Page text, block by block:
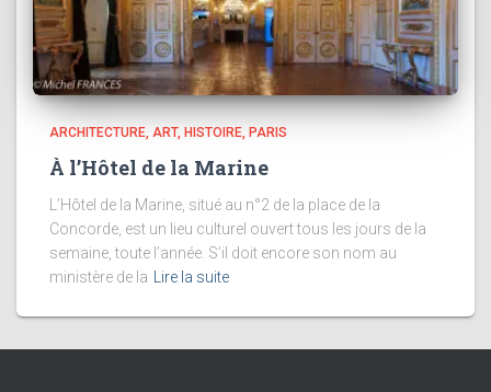
ARCHITECTURE ART HISTOIRE PARIS
À l’Hôtel de la Marine
L’Hôtel de la Marine, situé au n°2 de la place de la
Concorde, est un lieu culturel ouvert tous les jours de la
semaine, toute l’année. S’il doit encore son nom au
ministère de la
Lire la suite